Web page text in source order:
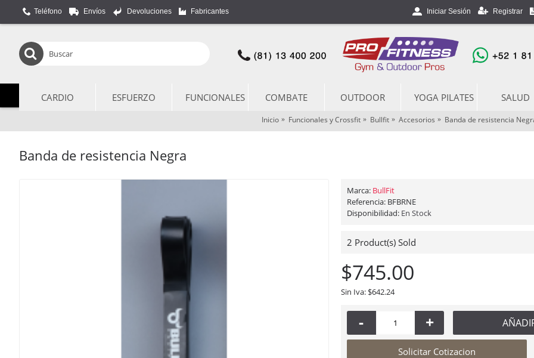
Teléfono Envíos Devoluciones Fabricantes Iniciar Sesión Registrar
CARDIO ESFUERZO FUNCIONALES COMBATE OUTDOOR YOGA PILATES SALUD
Inicio Funcionales y Crossfit Bullfit Accesorios Banda de resistencia
Banda de resistencia Negra
Marca: BullFit
Referencia: BFBRNE
Disponibilidad: En Stock
2 Product(s) Sold
$745.00
Sin Iva: $642.24
- +
Solicitar Cotizacion